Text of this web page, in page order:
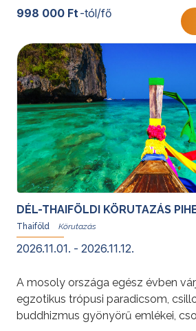
a rizsföldekig és
balinéz hagyományok és a
Kedvelt körutazásunk szilveszteri
foglalható gazdag programokkal
szilveszteri vacsorával. A
irányár a legkedvezőbb árú
árak részleteiről az időpont
tájékozódhat.
További érdekességekért
998 000 Ft -tól/fő
DÉL-THAIFÖLDI KÖRUTAZÁS
Thaiföld
2026.11.01. - 2026.11.12.
A mosoly országa egész évben
egzotikus trópusi paradicsom,
buddhizmus gyönyörű emlékei,